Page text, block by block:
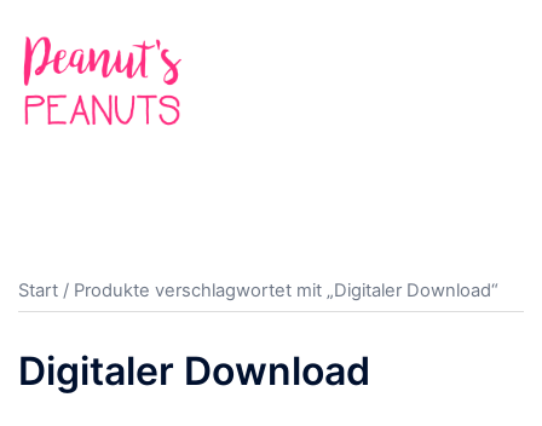
Inhalt
springen
Start / Produkte verschlagwortet mit „Digitaler Download“
Digitaler Download